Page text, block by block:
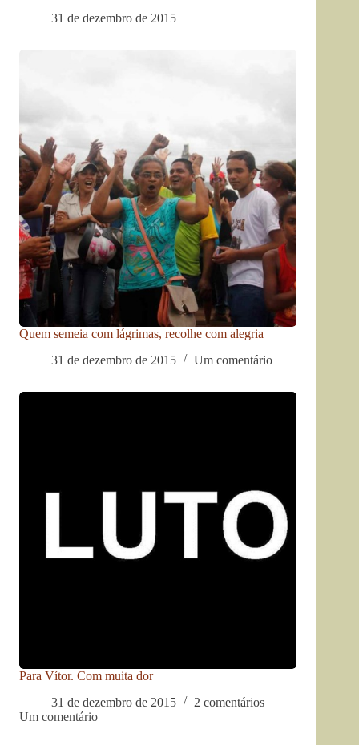
31 de dezembro de 2015
Quem semeia com lágrimas, recolhe com alegria
31 de dezembro de 2015
Um comentário
Para Vítor. Com muita dor
31 de dezembro de 2015
2 comentários
Um comentário